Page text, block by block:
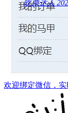
欢迎绑定微信，
吹票达人